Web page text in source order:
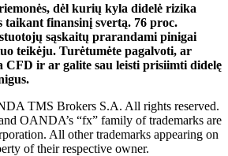
dėl kurių kyla didelė rizika
finansinį svertą. 76 proc.
sąskaitų prarandami pinigai
teikėju. Turėtumėte pagalvoti, ar
CFD ir ar galite sau leisti prisiimti didelę
TMS Brokers S.A. All rights reserved.
OANDA’s “fx” family of trademarks are
All other trademarks appearing on
of their respective owner.